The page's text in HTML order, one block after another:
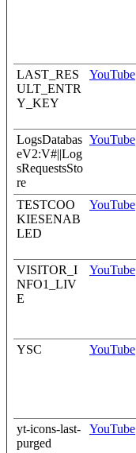
LAST_RES
ULT_ENTR
Y_KEY
YouTube
LogsDatabas
eV2:V#||Log
sRequestsSto
re
YouTube
TESTCOO
KIESENAB
LED
YouTube
VISITOR_I
NFO1_LIV
E
YouTube
YSC YouTube
yt-icons-last-
purged
YouTube